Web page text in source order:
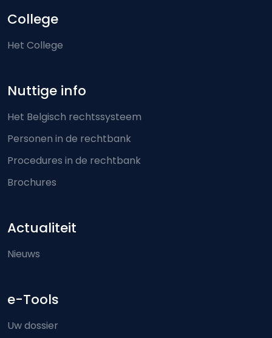
College
Het College
Nuttige info
Het Belgisch rechtssysteem
Personen in de rechtbank
Procedures in de rechtbank
Brochures
Actualiteit
Nieuws
e-Tools
Uw dossier